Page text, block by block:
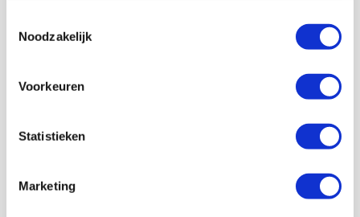
Noodzakelijk
Voorkeuren
Statistieken
Marketing
23
Selectiedag ballenjongens/-meiden
Blogs